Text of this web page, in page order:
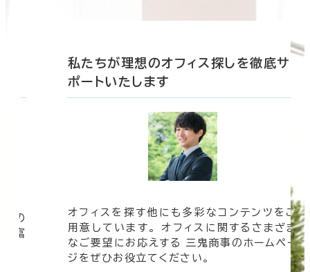
の
豊富
私たちが理想のオフィス探しを徹底サ
ポートいたします
オフィスを探す他にも多彩なコンテンツをご
用意しています。 オフィスに関するさまざま
なご要望にお応えする 三鬼商事のホームペー
ジをぜひお役立てください。